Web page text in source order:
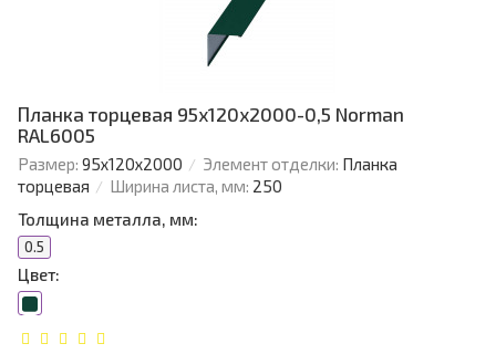
Планка торцевая 95х120х2000-0,5 Norman
RAL6005
Размер: 95х120х2000 Элемент отделки: Планка
торцевая
Ширина листа, мм: 250
Толщина металла, мм:
0.5
Цвет: